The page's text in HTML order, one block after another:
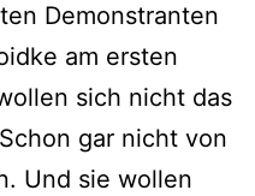
Demonstranten
am ersten
sich nicht das
gar nicht von
Und sie wollen